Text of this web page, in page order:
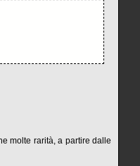
molte rarità, a partire dalle